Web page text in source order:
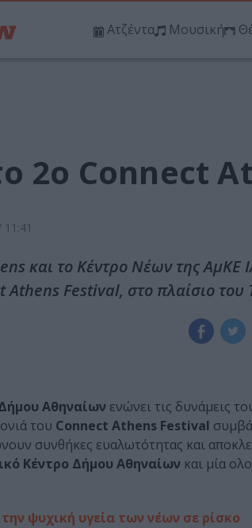
Ατζέντα Μουσική
2ο Connect
11:41
και το Κέντρο Νέων της ΑμΚΕ
Athens Festival, στο πλαίσιο
Αθηναίων ενώνει τις δυνάμεις
του Connect Athens Festival
συνθήκες ευαλωτότητας και
Κέντρο Δήμου Αθηναίων και μία
ψυχική υγεία των νέων σε ρίσκο